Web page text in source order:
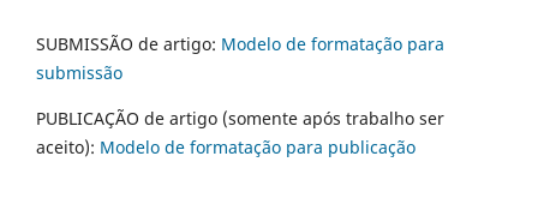
SUBMISSÃO de artigo: Modelo de formatação para
submissão
PUBLICAÇÃO de artigo (somente após trabalho ser
aceito): Modelo de formatação para publicação